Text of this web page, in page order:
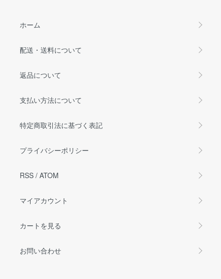
ホーム
配送・送料について
返品について
支払い方法について
特定商取引法に基づく表記
プライバシーポリシー
RSS / ATOM
マイアカウント
カートを見る
お問い合わせ